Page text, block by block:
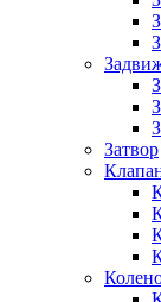
Затвор